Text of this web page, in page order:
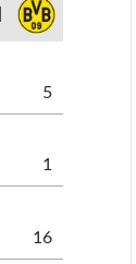
5
1
16